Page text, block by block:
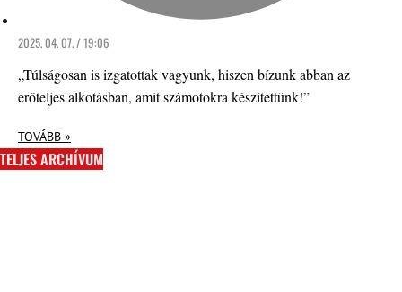
2025. 04. 07. / 19:06
„Túlságosan is izgatottak vagyunk, hiszen bízunk abban az
erőteljes alkotásban, amit számotokra készítettünk!”
TOVÁBB »
TELJES ARCHÍVUM